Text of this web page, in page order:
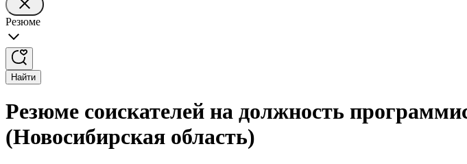
Резюме
Найти
Резюме соискателей на должность
(Новосибирская область)